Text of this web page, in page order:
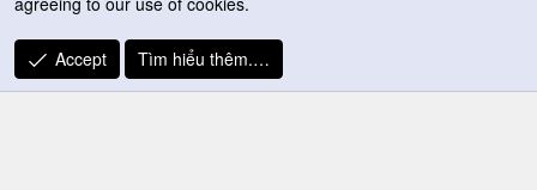
Trợ giúp
R
S
Accept Tìm hiểu thêm.…